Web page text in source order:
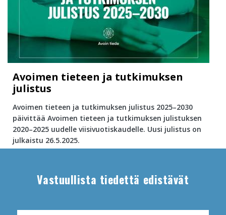
Avoimen tieteen ja tutkimuksen
julistus
Avoimen tieteen ja tutkimuksen julistus 2025–2030
päivittää Avoimen tieteen ja tutkimuksen julistuksen
2020–2025 uudelle viisivuotiskaudelle. Uusi julistus on
julkaistu 26.5.2025.
Vastuullista tiedettä edistävät